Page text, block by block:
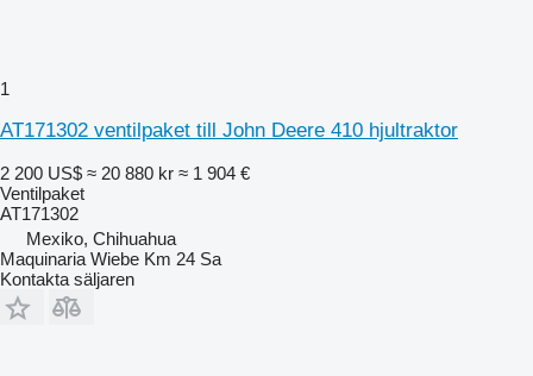
1
AT171302 ventilpaket till John Deere 410 hjultraktor
2 200 US$ ≈ 20 880 kr ≈ 1 904 €
Ventilpaket
AT171302
Mexiko, Chihuahua
Maquinaria Wiebe Km 24 Sa
Kontakta säljaren